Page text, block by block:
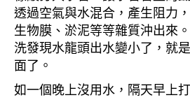
透過空氣與水混合，產生阻力
生物膜、淤泥等等雜質沖出來
洗發現水龍頭出水變小了，就
面了。
如一個晚上沒用水，隔天早上